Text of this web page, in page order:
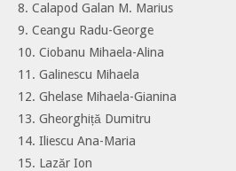
8. Calapod Galan M. Marius
9. Ceangu Radu-George
10. Ciobanu Mihaela-Alina
11. Galinescu Mihaela
12. Ghelase Mihaela-Gianina
13. Gheorghiță Dumitru
14. Iliescu Ana-Maria
15. Lazăr Ion